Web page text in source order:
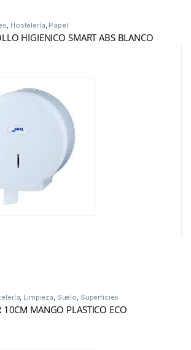
, Hostelería, Papel
HIGIENICO SMART ABS BLANCO
, Limpieza, Suelo, Superficies
10CM MANGO PLASTICO ECO